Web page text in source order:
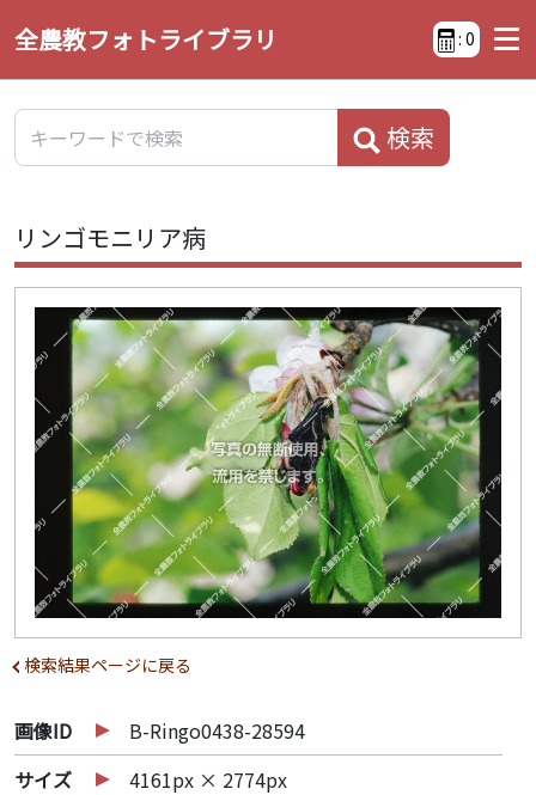
全農教フォトライブラリ : 0
検索
リンゴモニリア病
検索結果ページに戻る
画像ID
B-Ringo0438-28594
サイズ
4161px × 2774px